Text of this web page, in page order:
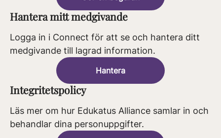
Hantera mitt medgivande
Logga in i Connect för att se och hantera ditt
medgivande till lagrad information.
Hantera
Integritetspolicy
Läs mer om hur Edukatus Alliance samlar in och
behandlar dina personuppgifter.